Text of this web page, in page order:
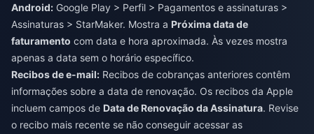
Android: Google Play > Perfil > Pagamentos e assinaturas >
Assinaturas > StarMaker. Mostra a Próxima data de
faturamento com data e hora aproximada. Às vezes mostra
apenas a data sem o horário específico.
Recibos de e-mail: Recibos de cobranças anteriores contêm
informações sobre a data de renovação. Os recibos da Apple
incluem campos de Data de Renovação da Assinatura. Revise
o recibo mais recente se não conseguir acessar as